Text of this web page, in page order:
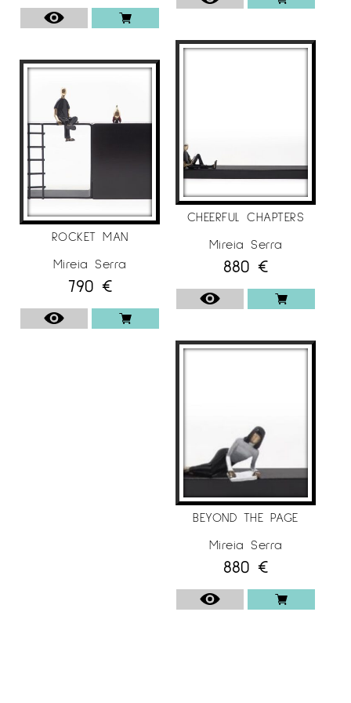
Participación en ferias y exposiciones:
Ferias:
– Art Up Lille, Montsequi Gallery, Lille, France.
– AAF Brussels, Eye Contemporary Art Gallery,
Belgium.
– AAF Battersea, Eye Contemporary Art
Gallery, UK.
– AAF Berlin, Eye Contemporary Art Gallery,
Germany.
– Art Revolution Taipei 2024, Art BCN, Taiwan.
– AAF Hempstead, Eye Contemporary Art
Gallery, UK.
– AAF Hong Kong, Eye Contemporary Art
– AAF Battersea Autumn, Eye Contemporary
Warehouse, Los Angeles, USA.
• “Dona i Terra”, Galeria Espai Cavallers, Lleida,
ROCKET MAN
Mireia Serra
790 €
CHEERFUL CHAPTERS
Mireia Serra
880 €
BEYOND THE PAGE
Mireia Serra
880 €